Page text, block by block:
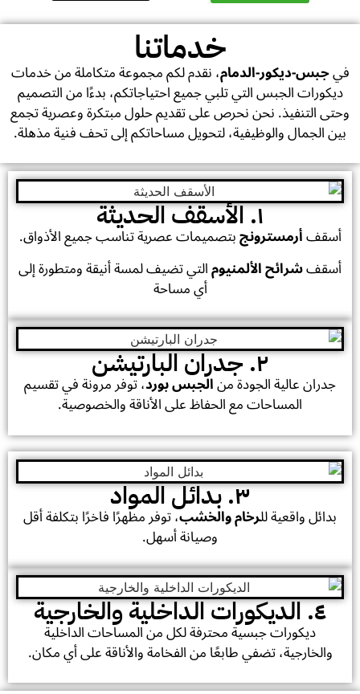
خدماتنا
فيجبس-ديكور-الدمام، نقدم لكم مجموعة متكاملة من خدمات
ديكورات الجبس التي تلبي جميع احتياجاتكم، بدءًا من التصميم
وحتى التنفيذ. نحن نحرص على تقديم حلول مبتكرة وعصرية تجمع
بين الجمال والوظيفية، لتحويل مساحاتكم إلى تحف فنية مذهلة.
١. الأسقف الحديثة
أسقفأرمسترونجبتصميمات عصرية تناسب جميع الأذواق.
أسقفشرائح الألمنيومالتي تضيف لمسة أنيقة ومتطورة إلى
أي مساحة
٢. جدران البارتيشن
جدران عالية الجودة منالجبس بورد، توفر مرونة في تقسيم
المساحات مع الحفاظ على الأناقة والخصوصية.
٣. بدائل المواد
بدائل واقعية للرخام والخشب، توفر مظهرًا فاخرًا بتكلفة أقل
وصيانة أسهل.
٤. الديكورات الداخلية والخارجية
ديكورات جبسية محترفة لكل من المساحات الداخلية
والخارجية، تضفي طابعًا من الفخامة والأناقة على أي مكان.